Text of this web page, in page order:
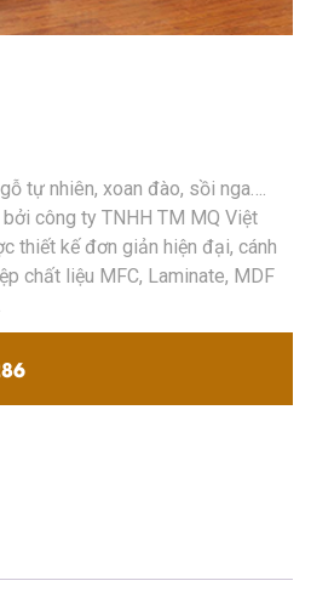
tự nhiên, xoan đào, sồi nga….
công ty TNHH TM MQ Việt
thiết kế đơn giản hiện đại, cánh
chất liệu MFC, Laminate, MDF